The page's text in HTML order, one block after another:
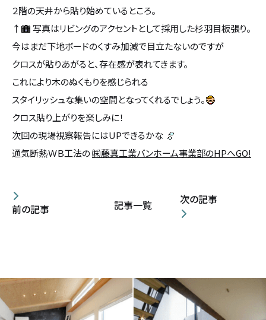
無料相談
２階の天井から貼り始めているところ。
↑
写真はリビングのアクセントとして採用した杉羽目板張り。
今はまだ下地ボードのくすみ加減で目立たないのですが
クロスが貼りあがると、存在感が表れてきます。
これにより木のぬくもりを感じられる
スタイリッシュな集いの空間となってくれるでしょう。
クロス貼り上がりを楽しみに！
次回の現場視察報告にはUPできるかな
通気断熱ＷＢ工法の㈱藤真工業バンホーム事業部のHPへGO!
前の記事 記事一覧 次の記事